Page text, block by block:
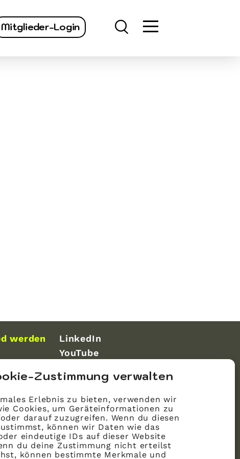
Zustimmung verwalten
Erlebnis zu bieten, verwenden wir
Cookies, um Geräteinformationen zu
darauf zuzugreifen. Wenn du diesen
können wir Daten wie das
eindeutige IDs auf dieser Website
du deine Zustimmung nicht erteilst
können bestimmte Merkmale und
Mitglieder-Login
werden
LinkedIn
YouTube